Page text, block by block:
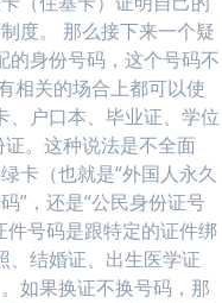
度。 那么接下来一个疑
的身份号码，这个号码不
相关的场合上都可以使
、户口本、毕业证、学位
。这种说法是不全面
卡（也就是“外国人永久
”，还是“公民身份证号
件号码是跟特定的证件绑
、结婚证、出生医学证
如果换证不换号码，那